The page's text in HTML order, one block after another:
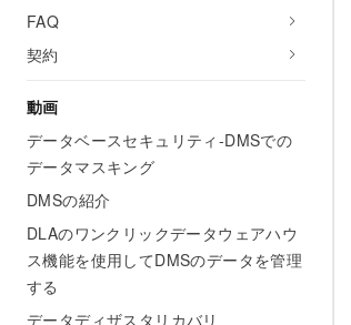
FAQ
契約
動画
データベースセキュリティ-DMSでの
データマスキング
DMSの紹介
DLAのワンクリックデータウェアハウ
ス機能を使用してDMSのデータを管理
する
データディザスタリカバリ